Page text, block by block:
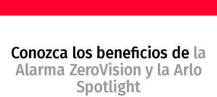
Conozca los beneficios de la
Alarma ZeroVision y la Arlo
Spotlight